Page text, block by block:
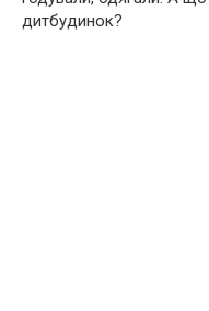
дитбудинок?